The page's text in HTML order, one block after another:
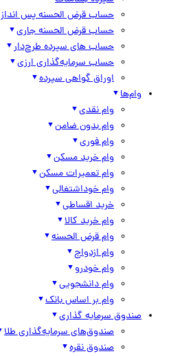
حساب قرض الحسنه پس انداز
حساب قرض الحسنه جاری
حساب های سپرده طرح‌دار
حساب سرمایه‌گذاری ارزی
اوراق گواهی سپرده
وام‌ها
وام نقدی
وام بدون ضامن
وام فوری
وام خرید مسکن
وام تعمیرات مسکن
وام خوداشتغالی
خرید اقساطی
وام خرید کالا
وام قرض الحسنه
وام ازدواج
وام خودرو
وام دانشجویی
وام بر اساس بانک
صندوق سرمایه گذاری
صندوق‌های سرمایه‌گذاری طلا
صندوق نقره